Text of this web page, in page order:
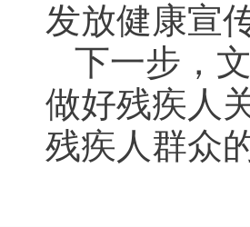
发放健康宣
下一步，
做好残疾人
残疾人群众